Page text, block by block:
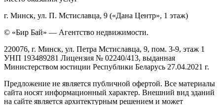
г. Минск, ул. П. Мстиславца, 9 («Дана Центр», 1 этаж)
© «Бир Бай» — Агентство недвижимости.
220076, г. Минск, ул. Петра Мстиславца, 9, пом. 3-9, этаж 1
УНП 193489281 Лицензия № 02240/413, выданная
Министерством юстиции Республики Беларусь 27.04.2021 г.
Предложение не является публичной офертой. Все материалы
сайта носят информационный характер. Внешний вид зданий
на сайте является архитектурным решением и может